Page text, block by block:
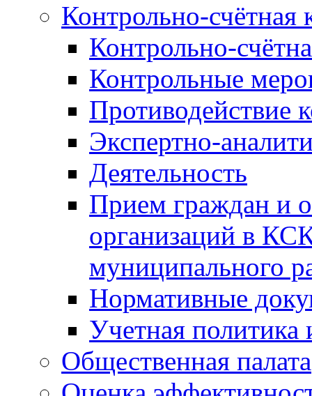
Контрольно-счётная
Контрольно-
Контрольные
Противодействие
Экспертно-
Деятельность
Прием граждан и
организаций в
муниципального
Нормативные
Учетная политика
Общественная палата